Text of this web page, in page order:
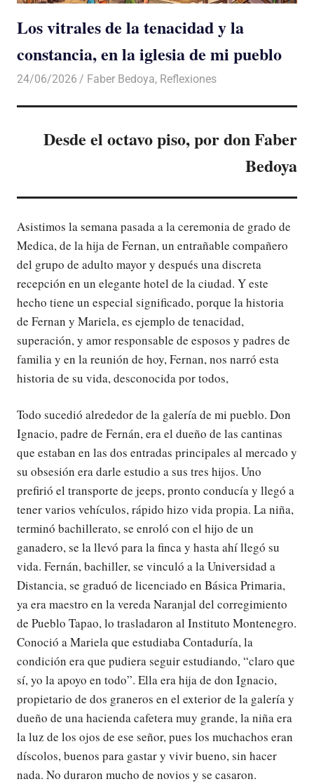
Los vitrales de la tenacidad y la
constancia, en la iglesia de mi pueblo
24/06/2026 De todo un Poco
Faber Bedoya, Reflexiones
Desde el octavo piso, por don Faber
Bedoya
Asistimos la semana pasada a la ceremonia de grado de
Medica, de la hija de Fernan, un entrañable compañero
del grupo de adulto mayor y después una discreta
recepción en un elegante hotel de la ciudad. Y este
hecho tiene un especial significado, porque la historia
de Fernan y Mariela, es ejemplo de tenacidad,
superación, y amor responsable de esposos y padres de
familia y en la reunión de hoy, Fernan, nos narró esta
historia de su vida, desconocida por todos,
Todo sucedió alrededor de la galería de mi pueblo. Don
Ignacio, padre de Fernán, era el dueño de las cantinas
que estaban en las dos entradas principales al mercado y
su obsesión era darle estudio a sus tres hijos. Uno
prefirió el transporte de jeeps, pronto conducía y llegó a
tener varios vehículos, rápido hizo vida propia. La niña,
terminó bachillerato, se enroló con el hijo de un
ganadero, se la llevó para la finca y hasta ahí llegó su
vida. Fernán, bachiller, se vinculó a la Universidad a
Distancia, se graduó de licenciado en Básica Primaria,
ya era maestro en la vereda Naranjal del corregimiento
de Pueblo Tapao, lo trasladaron al Instituto Montenegro.
Conoció a Mariela que estudiaba Contaduría, la
condición era que pudiera seguir estudiando, “claro que
sí, yo la apoyo en todo”. Ella era hija de don Ignacio,
propietario de dos graneros en el exterior de la galería y
dueño de una hacienda cafetera muy grande, la niña era
la luz de los ojos de ese señor, pues los muchachos eran
díscolos, buenos para gastar y vivir bueno, sin hacer
nada. No duraron mucho de novios y se casaron.